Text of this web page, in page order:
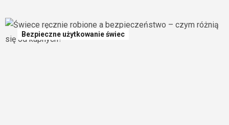
Bezpieczne użytkowanie świec